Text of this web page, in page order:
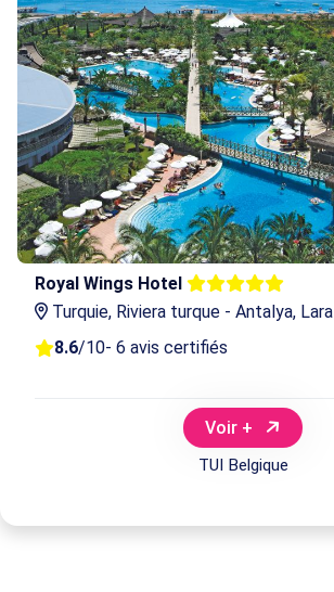
Royal Wings Hotel
Turquie, Riviera turque - Antalya, Lara
8.6/10- 6 avis certifiés
Voir +
TUI Belgique